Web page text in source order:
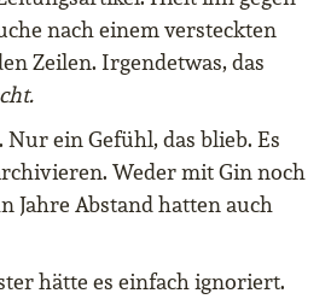
nach einem versteckten
Zeilen. Irgendetwas, das
ein Gefühl, das blieb. Es
Weder mit Gin noch
Jahre Abstand hatten auch
hätte es einfach ignoriert.